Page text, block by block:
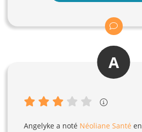
A
Angelyke a noté Néoliane Santé en